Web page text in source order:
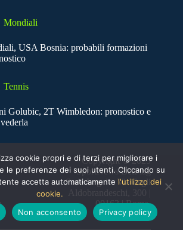
Mondiali
USA Bosnia: probabili formazioni
Tennis
Golubic, 2T Wimbledon: pronostico e
Copyright © 2025
SportNews BetFlag
Sede Legale: Via degli
Aldobrandeschi, 300 |
00163 | Roma
cookie propri e di terzi per migliorare i
le preferenze dei suoi utenti. Cliccando su
accetta automaticamente l'utilizzo dei
cookie.
Non acconsento Privacy policy